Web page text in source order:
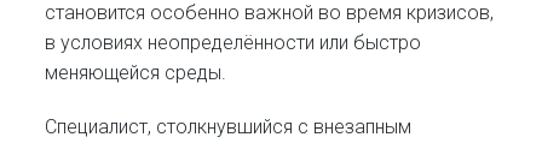
становится особенно важной во время кризисов,
в условиях неопределённости или быстро
меняющейся среды.
Специалист, столкнувшийся с внезапным